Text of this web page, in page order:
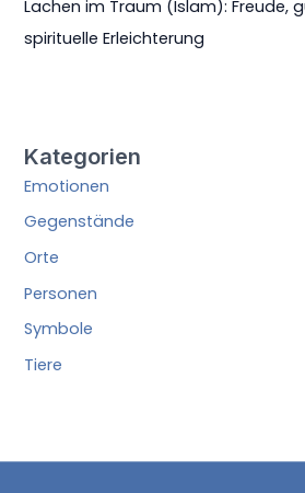
Lachen im Traum (Islam): Freude,
spirituelle Erleichterung
Kategorien
Emotionen
Gegenstände
Orte
Personen
Symbole
Tiere